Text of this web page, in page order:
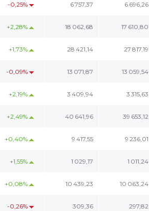
-0,25% 6 757,37 6 696,26
+2,28% 18 062,68 17 610,80
+1,73% 28 421,14 27 817,19
-0,09% 13 071,87 13 059,54
+2,19% 3 409,94 3 315,63
+2,49% 40 641,96 39 653,12
+0,40% 9 417,55 9 236,01
+1,55% 1 029,17 1 011,24
+0,08% 10 439,23 10 063,24
-0,26% 309,36 297,82